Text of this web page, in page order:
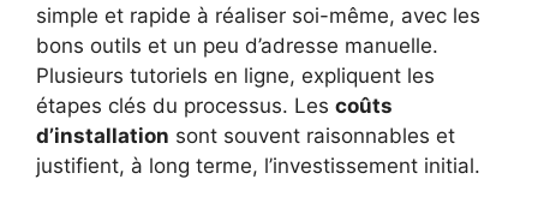
simple et rapide à réaliser soi-même, avec les
bons outils et un peu d’adresse manuelle.
Plusieurs tutoriels en ligne, expliquent les
étapes clés du processus. Les coûts
d’installation sont souvent raisonnables et
justifient, à long terme, l’investissement initial.